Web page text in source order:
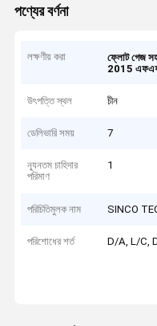
পণ্যের বর্ণনা
লক্ষণীয় করা ফ্লোট গেজ সহ
2015
উৎপত্তি স্থল চীন
ডেলিভারি সময় 7
ন্যূনতম চাহিদার
পরিমাণ
1
পরিচিতিমুলক নাম SINCO
পরিশোধের শর্ত D/A, L/C,